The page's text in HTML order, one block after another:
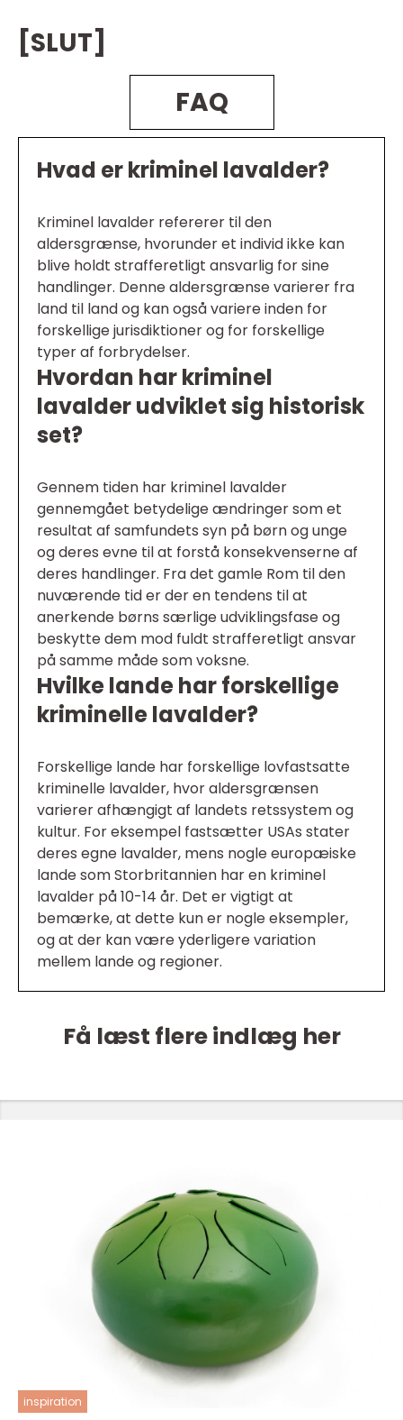
[SLUT]
FAQ
Hvad er kriminel lavalder?
Kriminel lavalder refererer til den
aldersgrænse, hvorunder et individ ikke kan
blive holdt strafferetligt ansvarlig for sine
handlinger. Denne aldersgrænse varierer fra
land til land og kan også variere inden for
forskellige jurisdiktioner og for forskellige
typer af forbrydelser.
Hvordan har kriminel
lavalder udviklet sig historisk
set?
Gennem tiden har kriminel lavalder
gennemgået betydelige ændringer som et
resultat af samfundets syn på børn og unge
og deres evne til at forstå konsekvenserne af
deres handlinger. Fra det gamle Rom til den
nuværende tid er der en tendens til at
anerkende børns særlige udviklingsfase og
beskytte dem mod fuldt strafferetligt ansvar
på samme måde som voksne.
Hvilke lande har forskellige
kriminelle lavalder?
Forskellige lande har forskellige lovfastsatte
kriminelle lavalder, hvor aldersgrænsen
varierer afhængigt af landets retssystem og
kultur. For eksempel fastsætter USAs stater
deres egne lavalder, mens nogle europæiske
lande som Storbritannien har en kriminel
lavalder på 10-14 år. Det er vigtigt at
bemærke, at dette kun er nogle eksempler,
og at der kan være yderligere variation
mellem lande og regioner.
Få læst flere indlæg her
inspiration